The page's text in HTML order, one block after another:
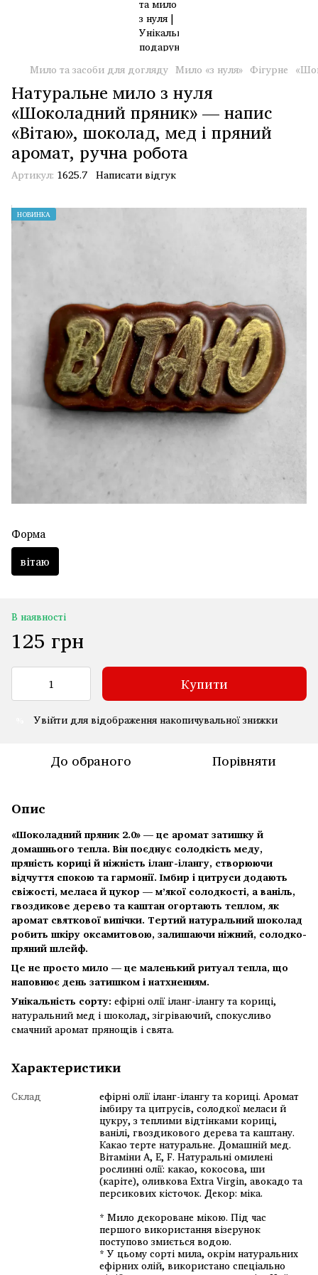
Мило та засоби для догляду Мило «з нуля» Фігурне
Натуральне мило з нуля
«Шоколадний пряник» — напис
«Вітаю», шоколад, мед і пряний
аромат, ручна робота
Артикул: 1625.7 Написати відгук
НОВИНКА
Форма
вітаю
В наявності
125 грн
Купити
Увійтидля відображення накопичувальної знижки
До обраного Порівняти
Опис
«Шоколадний пряник 2.0» — це аромат затишку й
домашнього тепла. Він поєднує солодкість меду,
пряність кориці й ніжність іланг-ілангу, створюючи
відчуття спокою та гармонії. Імбир і цитруси додають
свіжості, меласа й цукор — м’якої солодкості, а ваніль,
гвоздикове дерево та каштан огортають теплом, як
аромат святкової випічки. Тертий натуральний шоколад
робить шкіру оксамитовою, залишаючи ніжний, солодко-
пряний шлейф.
Це не просто мило — це маленький ритуал тепла, що
наповнює день затишком і натхненням.
Унікальність сорту: ефірні олії іланг-ілангу та кориці,
натуральний мед і шоколад, зігріваючий, спокусливо
смачний аромат прянощів і свята.
Характеристики
Склад ефірні олії іланг-ілангу та кориці. Аромат
імбиру та цитрусів, солодкої меласи й
цукру, з теплими відтінками кориці,
ванілі, гвоздикового дерева та каштану.
Какао терте натуральне. Домашній мед.
Вітаміни А, Е, F. Натуральні омилені
рослинні олії: какао, кокосова, ши
(каріте), оливкова Extra Virgin, авокадо та
персикових кісточок. Декор: міка.
* Мило декороване мікою. Під час
першого використання візерунок
поступово змиється водою.
* У цьому сорті мила, окрім натуральних
ефірних олій, використано спеціально